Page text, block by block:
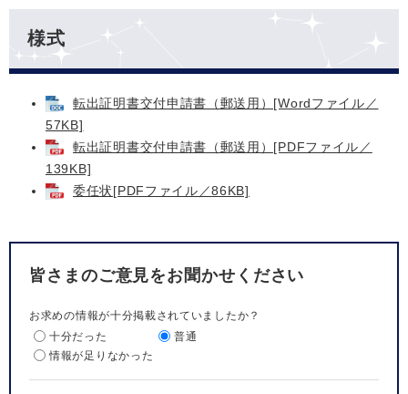
様式
転出証明書交付申請書（郵送用）[Wordファイル／
57KB]
転出証明書交付申請書（郵送用）[PDFファイル／
139KB]
委任状[PDFファイル／86KB]
皆さまのご意見をお聞かせください
お求めの情報が十分掲載されていましたか？
十分だった
普通
情報が足りなかった